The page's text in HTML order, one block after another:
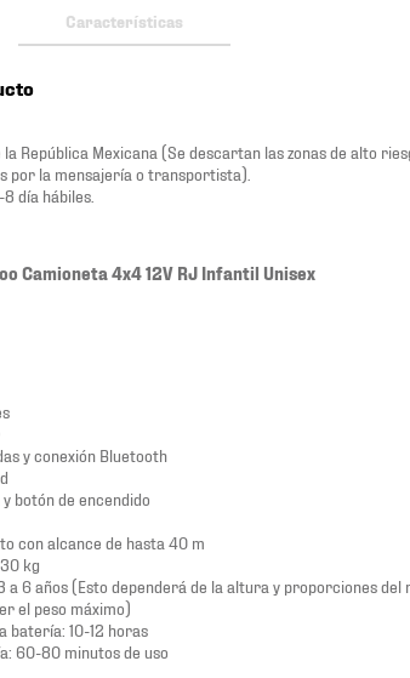
Características
República Mexicana (Se descartan las zonas de alto
por la mensajería o transportista).
día hábiles.
Camioneta 4x4 12V RJ Infantil Unisex
y conexión Bluetooth
botón de encendido
con alcance de hasta 40 m
kg
a 6 años (Esto dependerá de la altura y proporciones del
el peso máximo)
batería: 10-12 horas
60-80 minutos de uso